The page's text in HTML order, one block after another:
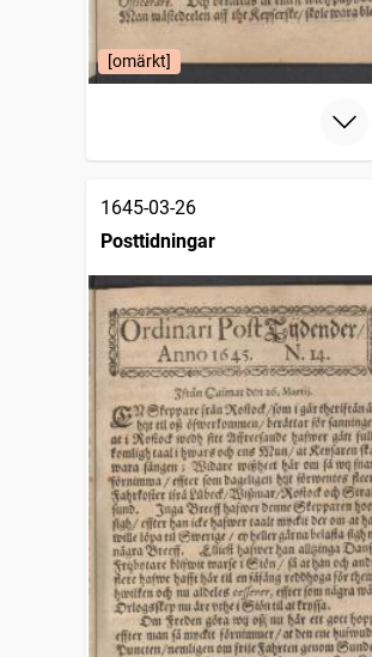
[omärkt]
1645-03-26
Posttidningar